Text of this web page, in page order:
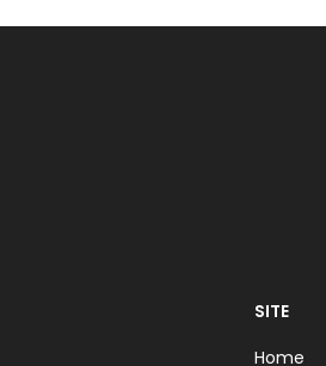
SITE
Home